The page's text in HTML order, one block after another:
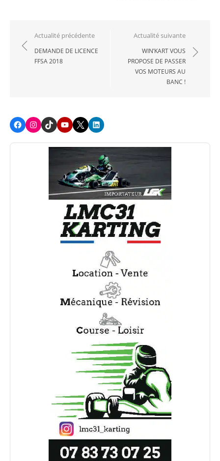
Navigation
de
l’article
Actualité précédente
DEMANDE DE LICENCE
FFSA 2018
Actualité suivante
WIN’KART VOUS
PROPOSE DE PASSER
VOS MOTEURS AU
BANC !
FacebookInstagram
TikTokYoutube
X LinkedIn